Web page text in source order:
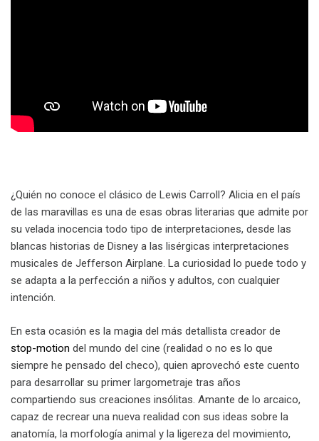
¿Quién no conoce el clásico de Lewis Carroll? Alicia en el país
de las maravillas es una de esas obras literarias que admite por
su velada inocencia todo tipo de interpretaciones, desde las
blancas historias de Disney a las lisérgicas interpretaciones
musicales de Jefferson Airplane. La curiosidad lo puede todo y
se adapta a la perfección a niños y adultos, con cualquier
intención.
En esta ocasión es la magia del más detallista creador de
stop-motion del mundo del cine (realidad o no es lo que
siempre he pensado del checo), quien aprovechó este cuento
para desarrollar su primer largometraje tras años
compartiendo sus creaciones insólitas. Amante de lo arcaico,
capaz de recrear una nueva realidad con sus ideas sobre la
anatomía, la morfología animal y la ligereza del movimiento,